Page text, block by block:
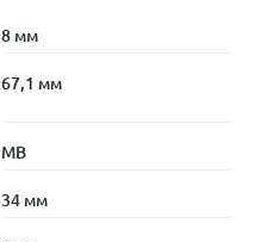
8 мм
67,1 мм
MB
34 мм